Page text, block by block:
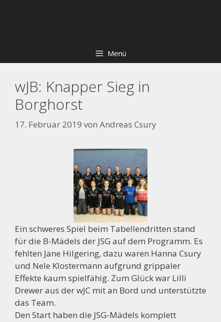
Menü
wJB: Knapper Sieg in
Borghorst
17. Februar 2019 von Andreas Csury
Ein schweres Spiel beim Tabellendritten stand
für die B-Mädels der JSG auf dem Programm. Es
fehlten Jane Hilgering, dazu waren Hanna Csury
und Nele Klostermann aufgrund grippaler
Effekte kaum spielfähig. Zum Glück war Lilli
Drewer aus der wJC mit an Bord und unterstützte
das Team.
Den Start haben die JSG-Mädels komplett